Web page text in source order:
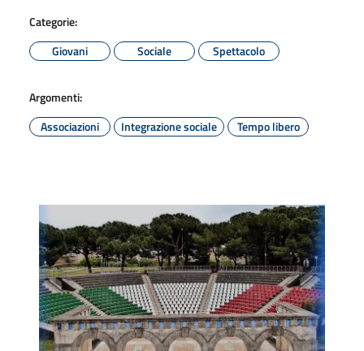
Categorie:
Giovani
Sociale Spettacolo
Argomenti:
Associazioni
Integrazione sociale Tempo libero